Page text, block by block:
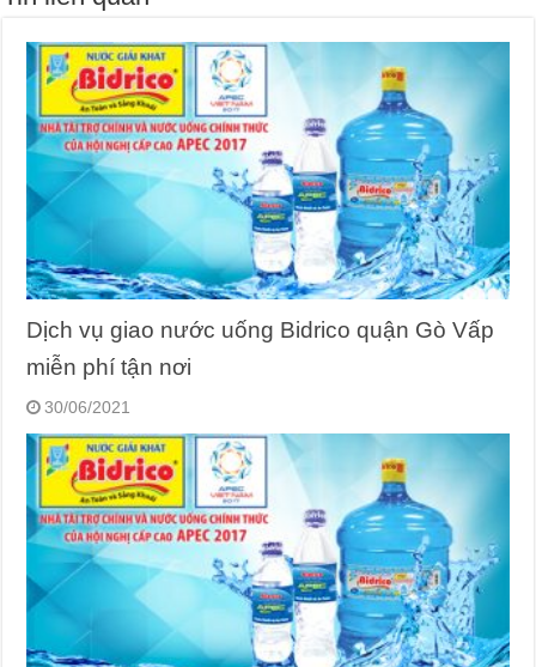
Dịch vụ giao nước uống Bidrico quận Gò Vấp
miễn phí tận nơi
30/06/2021